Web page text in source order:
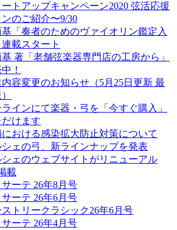
ートアップキャンペーン2020 弦活応援
のご紹介〜9/30
「奏者のためのヴァイオリン鑑定入
連載スタート
著「老舗弦楽器専門店の工房から」
！
容変更のお知らせ（5月25日更新 最
インにて楽器・弓を「今すぐ購入」
だけます
における感染拡大防止対策について
シェの弓、新ラインナップを発表
シェのウェブサイトがリニューアル
載
ーテ 26年8月号
ーテ 26年6月号
ストリークラシック26年6月号
ーテ 26年4月号